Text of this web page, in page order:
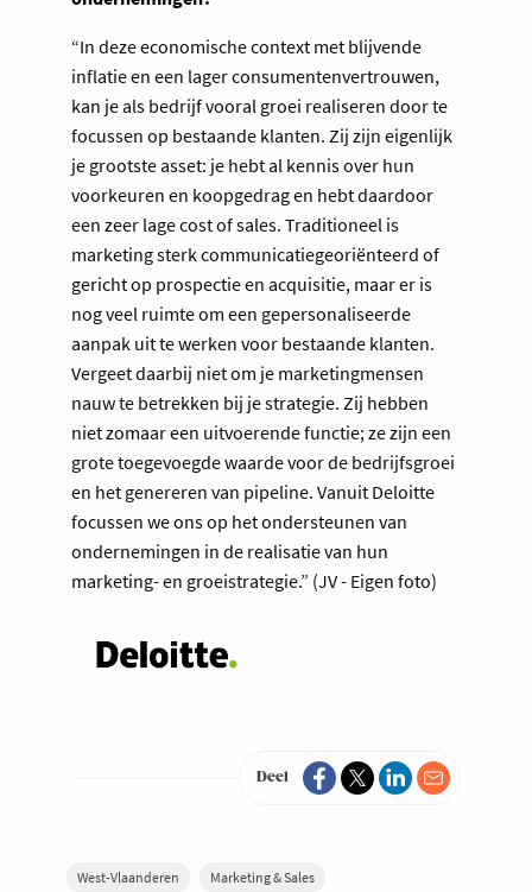
“In deze economische context met blijvende
inflatie en een lager consumentenvertrouwen,
kan je als bedrijf vooral groei realiseren door te
focussen op bestaande klanten. Zij zijn eigenlijk
je grootste asset: je hebt al kennis over hun
voorkeuren en koopgedrag en hebt daardoor
een zeer lage cost of sales. Traditioneel is
marketing sterk communicatiegeoriënteerd of
gericht op prospectie en acquisitie, maar er is
nog veel ruimte om een gepersonaliseerde
aanpak uit te werken voor bestaande klanten.
Vergeet daarbij niet om je marketingmensen
nauw te betrekken bij je strategie. Zij hebben
niet zomaar een uitvoerende functie; ze zijn een
grote toegevoegde waarde voor de bedrijfsgroei
en het genereren van pipeline. Vanuit Deloitte
focussen we ons op het ondersteunen van
ondernemingen in de realisatie van hun
marketing- en groeistrategie.” (JV - Eigen foto)
Deel
West-Vlaanderen Marketing & Sales